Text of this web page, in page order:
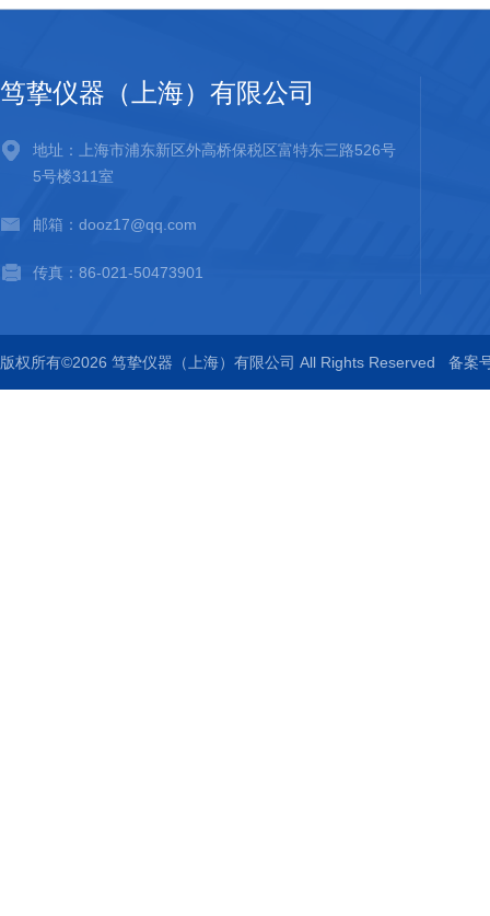
笃挚仪器（上海）有限公司
地址：上海市浦东新区外高桥保税区富特东三路526号
5号楼311室
邮箱：dooz17@qq.com
传真：86-021-50473901
版权所有©2026 笃挚仪器（上海）有限公司 All Rights Reserved 备案